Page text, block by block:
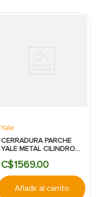
Yale
CERRADURA PARCHE
YALE METAL CILINDRO
C$1569.00
Añadir al carrito